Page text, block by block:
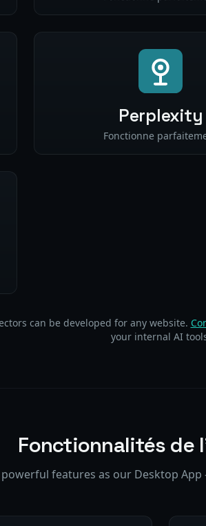
Perplexity
Fonctionne
can be developed for any website.
your internal AI
Fonctionnalités de
powerful features as our Desktop